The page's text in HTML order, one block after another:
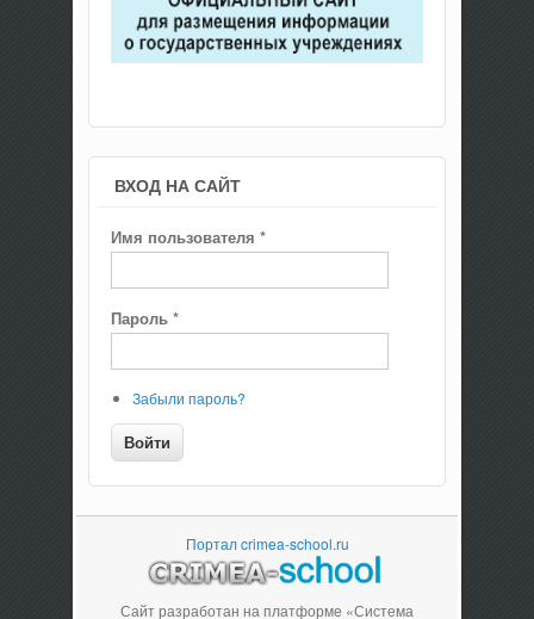
ВХОД НА САЙТ
Имя пользователя *
Пароль *
Забыли пароль?
Портал crimea-school.ru
Сайт разработан на платформе «Система